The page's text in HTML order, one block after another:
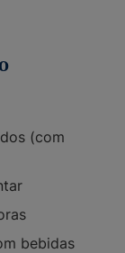
(com
bebidas